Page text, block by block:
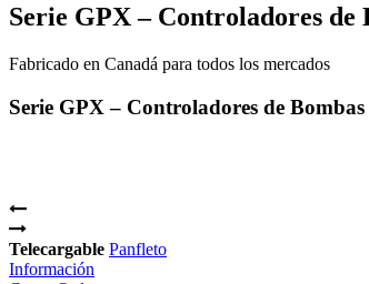
Serie GPX – Controladores de
Fabricado en Canadá para todos los mercados
Serie GPX – Controladores de
Telecargable Panfleto
Información